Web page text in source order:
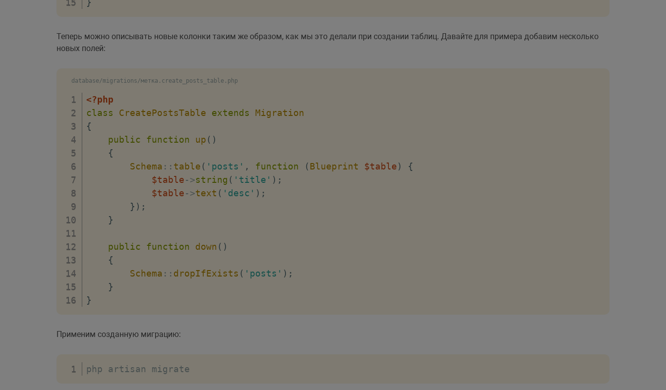
}
Теперь можно описывать новые колонки таким же образом, как мы это делали при создании таблиц. Давайте для примера добавим несколько
новых полей:
database/migrations/метка.create_posts_table.php
<?php
class
CreatePostsTable extends
Migration
{
public
function up ( )
{
Schema :: table ( 'posts' , function (Blueprint $table)
{
$table->string ( 'title' ) ;
$table->text ( 'desc' ) ;
} ) ;
}
public function down ( )
{
Schema :: dropIfExists ( 'posts' ) ;
}
}
Применим созданную миграцию:
php artisan migrate